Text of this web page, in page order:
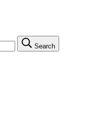
Search